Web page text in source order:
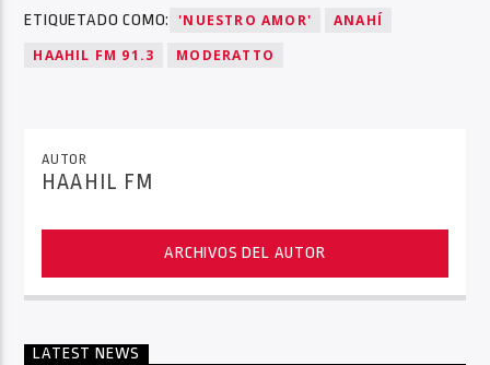
ETIQUETADO COMO: 'NUESTRO AMOR'
ANAHÍ
HAAHIL FM 91.3
MODERATTO
AUTOR
HAAHIL FM
ARCHIVOS DEL AUTOR
LATEST NEWS